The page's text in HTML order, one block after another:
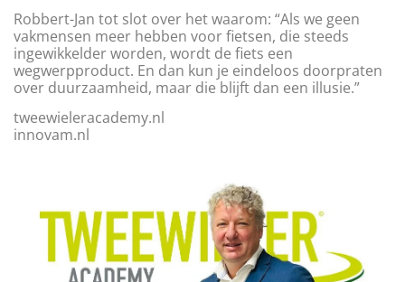
Robbert-Jan tot slot over het waarom: “Als we geen
vakmensen meer hebben voor fietsen, die steeds
ingewikkelder worden, wordt de fiets een
wegwerpproduct. En dan kun je eindeloos doorpraten
over duurzaamheid, maar die blijft dan een illusie.”
tweewieleracademy.nl
innovam.nl